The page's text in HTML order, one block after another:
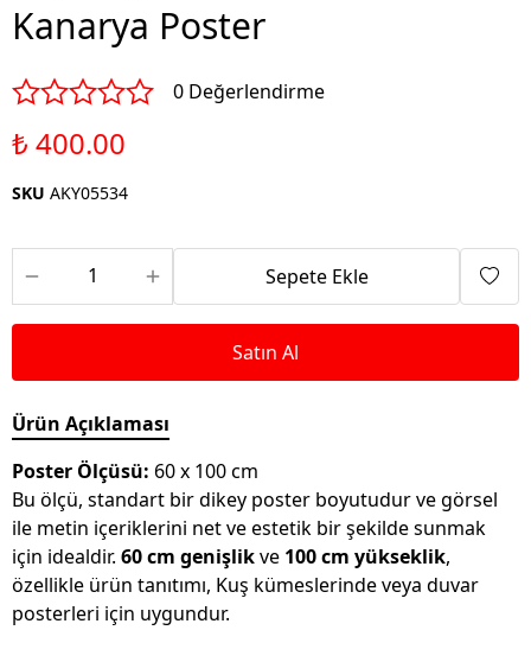
Kanarya Poster
0 Değerlendirme
₺ 400.00
SKU AKY05534
Sepete Ekle
Satın Al
Ürün Açıklaması
Poster Ölçüsü: 60 x 100 cm
Bu ölçü, standart bir dikey poster boyutudur ve görsel
ile metin içeriklerini net ve estetik bir şekilde sunmak
için idealdir. 60 cm genişlikve 100 cm yükseklik,
özellikle ürün tanıtımı, Kuş kümeslerinde veya duvar
posterleri için uygundur.